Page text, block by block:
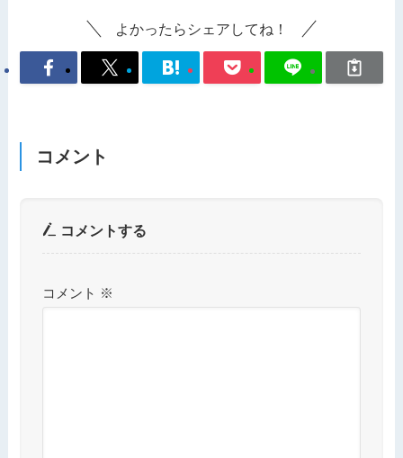
よかったらシェアしてね！
コメント
コメントする
コメント ※